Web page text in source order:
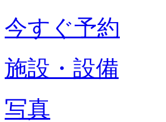
今すぐ予約
施設・設備
写真